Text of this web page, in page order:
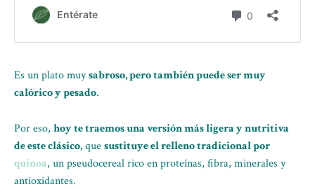
Es un plato muysabroso, pero también puede ser muy
calórico y pesado.
Por eso, hoy te traemos una versión más ligera y nutritiva
de este clásico,quesustituye el relleno tradicional por
quinoa, un pseudocereal rico en proteínas, fibra, minerales y
antioxidantes.